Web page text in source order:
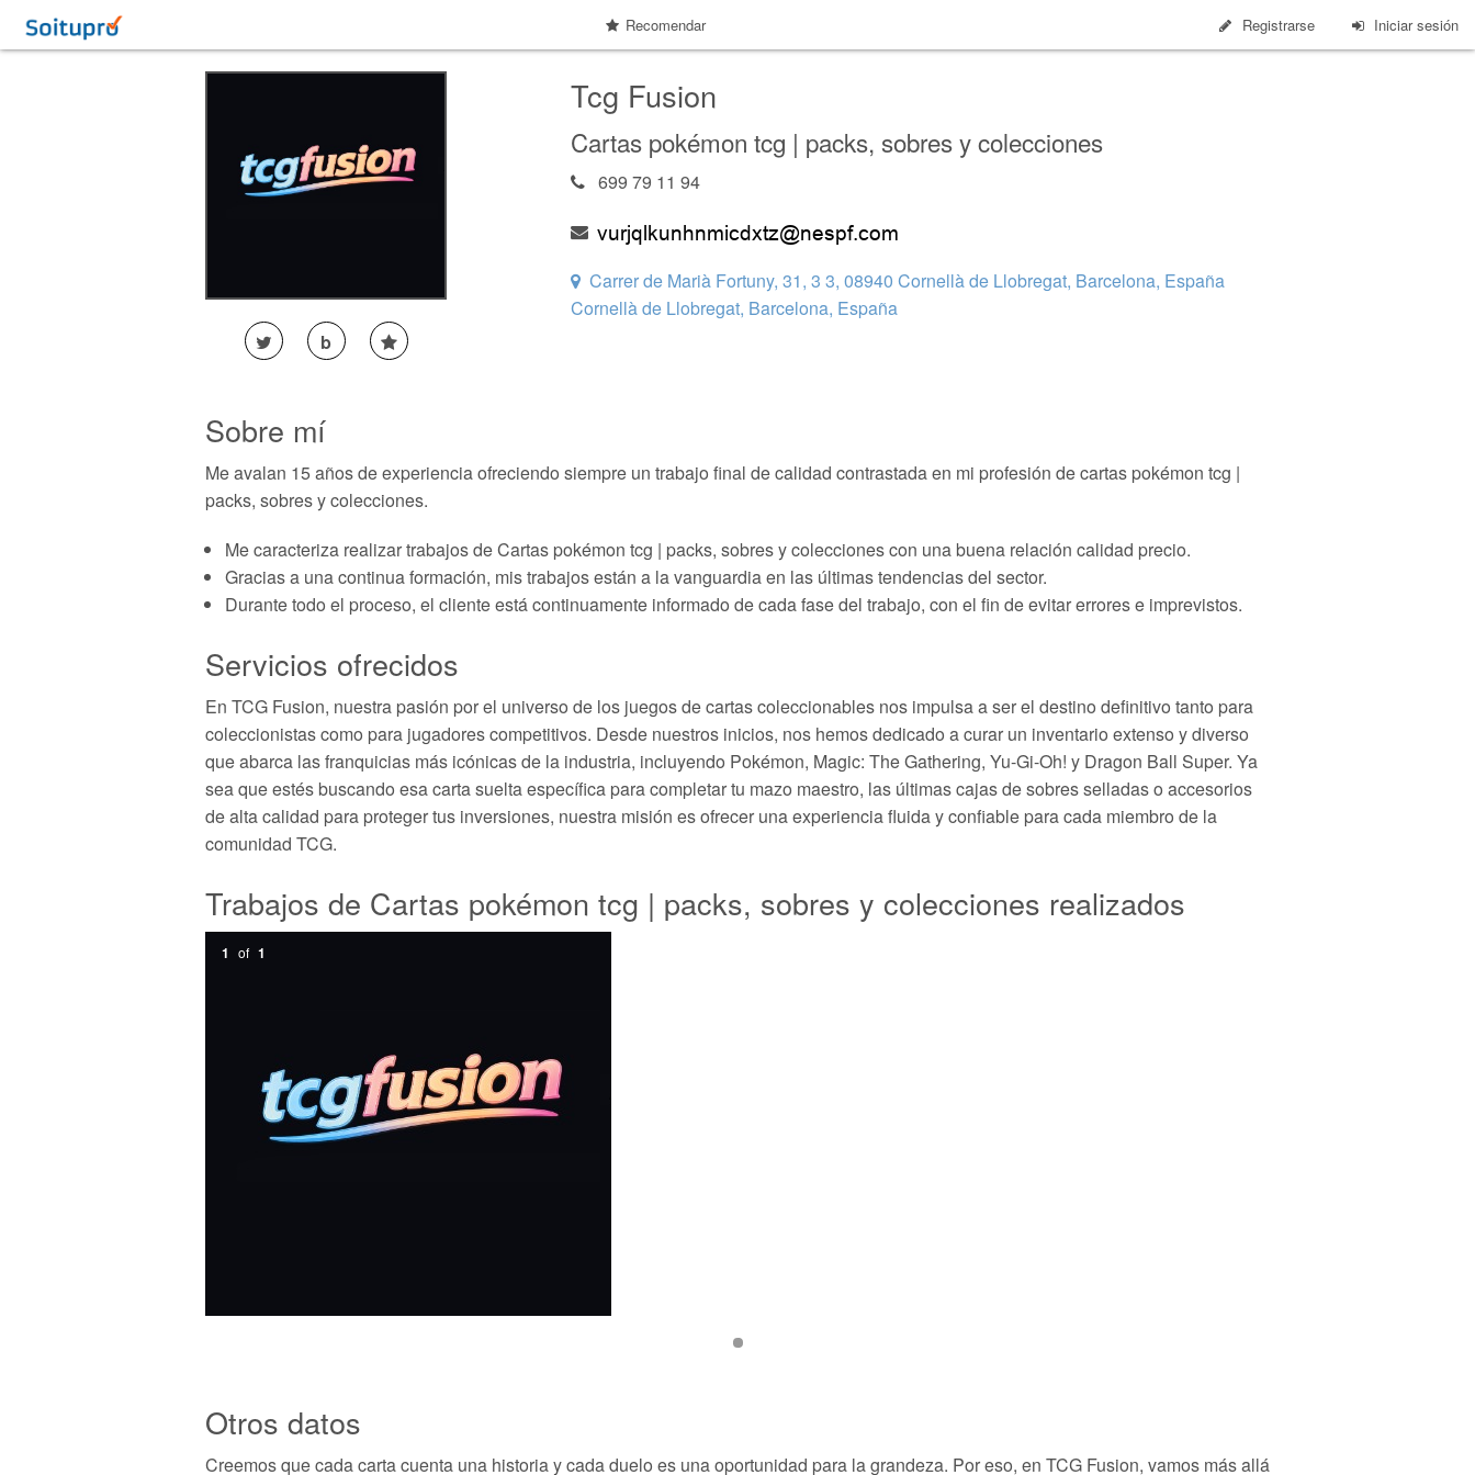
Recomendar Registrarse Iniciar sesión
b
Tcg Fusion
Cartas pokémon tcg | packs, sobres y colecciones
699 79 11 94
Carrer de Marià Fortuny, 31, 3 3, 08940 Cornellà de Llobregat, Barcelona, España
Cornellà de Llobregat, Barcelona, España
Sobre mí
Me avalan 15 años de experiencia ofreciendo siempre un trabajo final de calidad contrastada en mi profesión de cartas pokémon tcg |
packs, sobres y colecciones.
Me caracteriza realizar trabajos de Cartas pokémon tcg | packs, sobres y colecciones con una buena relación calidad precio.
Gracias a una continua formación, mis trabajos están a la vanguardia en las últimas tendencias del sector.
Durante todo el proceso, el cliente está continuamente informado de cada fase del trabajo, con el fin de evitar errores e imprevistos.
Servicios ofrecidos
En TCG Fusion, nuestra pasión por el universo de los juegos de cartas coleccionables nos impulsa a ser el destino definitivo tanto para
coleccionistas como para jugadores competitivos. Desde nuestros inicios, nos hemos dedicado a curar un inventario extenso y diverso
que abarca las franquicias más icónicas de la industria, incluyendo Pokémon, Magic: The Gathering, Yu-Gi-Oh! y Dragon Ball Super. Ya
sea que estés buscando esa carta suelta específica para completar tu mazo maestro, las últimas cajas de sobres selladas o accesorios
de alta calidad para proteger tus inversiones, nuestra misión es ofrecer una experiencia fluida y confiable para cada miembro de la
comunidad TCG.
Trabajos de Cartas pokémon tcg | packs, sobres y colecciones realizados
1 of 1
Otros datos
Creemos que cada carta cuenta una historia y cada duelo es una oportunidad para la grandeza. Por eso, en TCG Fusion, vamos más allá